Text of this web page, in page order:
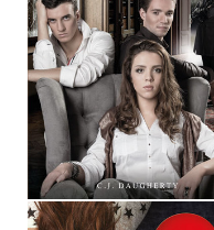
ZAGROŻENI
C.J. DAUGHERTY
OPRAWA MIĘKKA
39,90 ZŁ